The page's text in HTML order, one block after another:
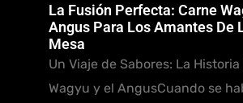
La Fusión Perfecta: Carne
Angus Para Los Amantes De
Mesa
Un Viaje de Sabores: La
Wagyu y el AngusCuando se